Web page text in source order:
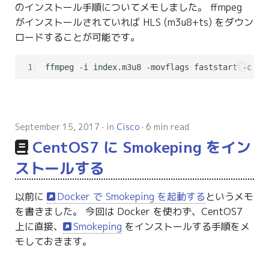
のインストール手順についてメモしました。 ffmpeg
がインストールされていれば HLS (m3u8+ts) をダウン
ロードすることが可能です。
1
September 15, 2017 in Cisco 6 min read
CentOS7 に Smokeping をイン
ストールする
以前に Docker で Smokeping を起動するというメモ
を書きました。 今回は Docker を使わず、CentOS7
上に直接、
Smokeping をインストールする手順をメ
モしておきます。